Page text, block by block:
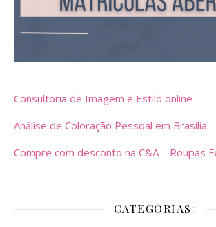
Consultoria de Imagem e Estilo online
Análise de Coloração Pessoal em Brasília
Compre com desconto na C&A – Roupas
CATEGORIAS: